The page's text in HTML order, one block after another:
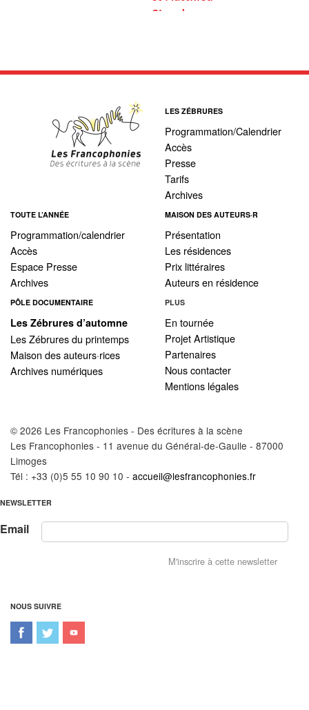
Girard
LES ZÉBRURES
Programmation/Calendrier
Accès
Presse
Tarifs
Archives
TOUTE L’ANNÉE
Programmation/calendrier
Accès
Espace Presse
Archives
MAISON DES AUTEURS·R
Présentation
Les résidences
Prix littéraires
Auteurs en résidence
PÔLE DOCUMENTAIRE
Les Zébrures d’automne
Les Zébrures du printemps
Maison des auteurs·rices
Archives numériques
PLUS
En tournée
Projet Artistique
Partenaires
Nous contacter
Mentions légales
© 2026 Les Francophonies - Des écritures à la scène
Les Francophonies - 11 avenue du Général-de-Gaulle - 87000
Limoges
Tél : +33 (0)5 55 10 90 10 - accueil@lesfrancophonies.fr
NEWSLETTER
Email
NOUS SUIVRE